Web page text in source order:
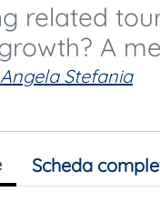
related
A
Angela Stefania
Scheda